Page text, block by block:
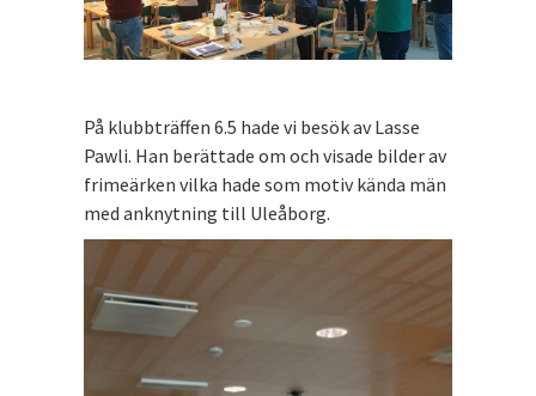
På klubbträffen 6.5 hade vi besök av Lasse
Pawli. Han berättade om och visade bilder av
frimeärken vilka hade som motiv kända män
med anknytning till Uleåborg.